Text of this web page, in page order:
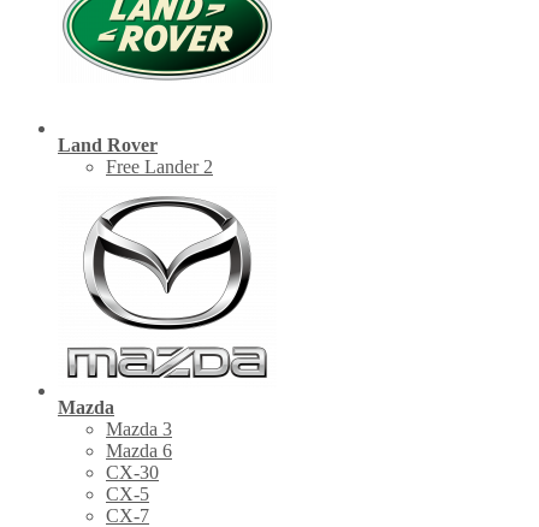
Land Rover
Free Lander 2
Mazda
Mazda 3
Mazda 6
CX-30
СХ-5
CX-7